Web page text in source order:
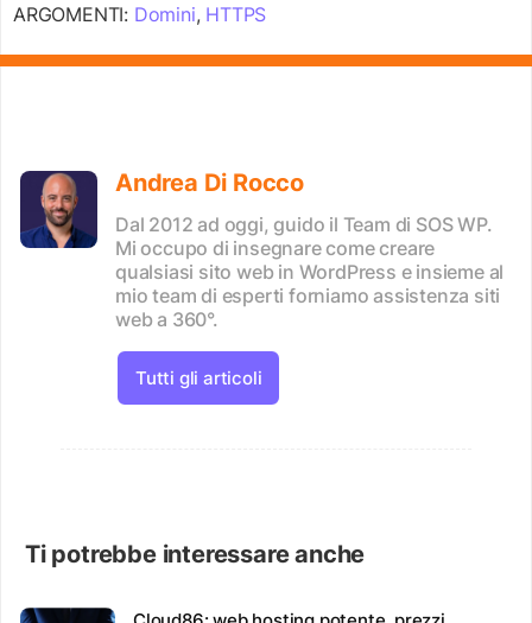
ARGOMENTI: Domini, HTTPS
Andrea Di Rocco
Dal 2012 ad oggi, guido il Team di SOS WP.
Mi occupo di insegnare come creare
qualsiasi sito web in WordPress e insieme al
mio team di esperti forniamo assistenza siti
web a 360°.
Tutti gli articoli
Ti potrebbe interessare anche